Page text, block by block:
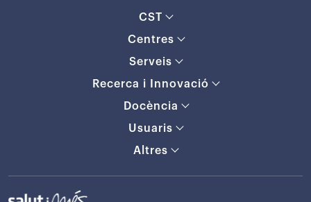
CST
Centres
Serveis
Recerca i Innovació
Docència
Usuaris
Altres